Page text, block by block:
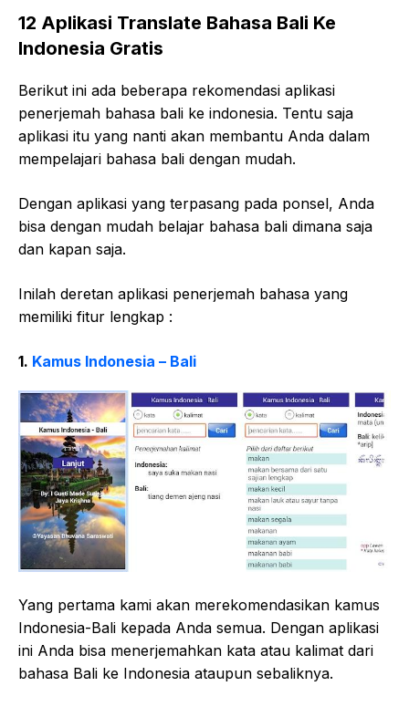
12 Aplikasi Translate Bahasa Bali Ke
Indonesia Gratis
Berikut ini ada beberapa rekomendasi aplikasi
penerjemah bahasa bali ke indonesia. Tentu saja
aplikasi itu yang nanti akan membantu Anda dalam
mempelajari bahasa bali dengan mudah.
Dengan aplikasi yang terpasang pada ponsel, Anda
bisa dengan mudah belajar bahasa bali dimana saja
dan kapan saja.
Inilah deretan aplikasi penerjemah bahasa yang
memiliki fitur lengkap :
1. Kamus Indonesia – Bali
Yang pertama kami akan merekomendasikan kamus
Indonesia-Bali kepada Anda semua. Dengan aplikasi
ini Anda bisa menerjemahkan kata atau kalimat dari
bahasa Bali ke Indonesia ataupun sebaliknya.